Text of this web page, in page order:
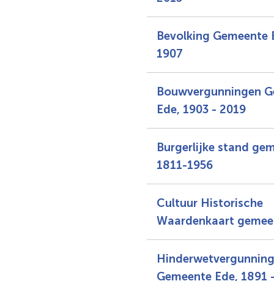
Bevolking Gemeente
1907
Bouwvergunningen
Ede, 1903 - 2019
Burgerlijke stand
1811-1956
Cultuur Historische
Waardenkaart
Gemeente Ede, 1891